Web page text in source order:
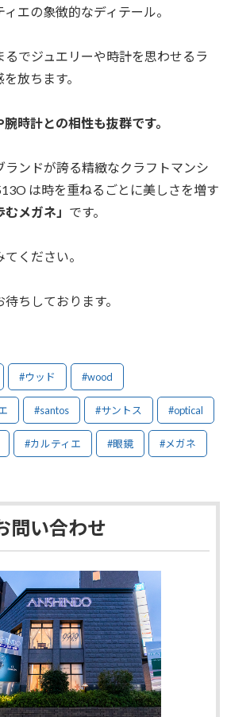
エの象徴的なディテール。
るでジュエリーや時計を思わせるラ
放ちます。
時計との相性も抜群です。
ンドが誇る精緻なクラフトマンシ
は時を重ねるごとに美しさを増す
メガネ」 です。
ください。
ちしております。
#ウッド #wood
#santos #サントス #optical
#カルティエ #眼鏡 #メガネ
問い合わせ